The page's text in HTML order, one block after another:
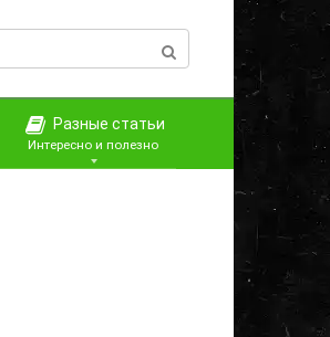
Разные статьи
Интересно и полезно